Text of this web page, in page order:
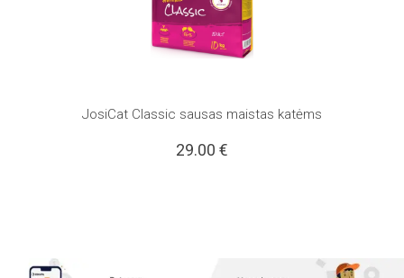
JosiCat Classic sausas maistas katėms
29.00 €